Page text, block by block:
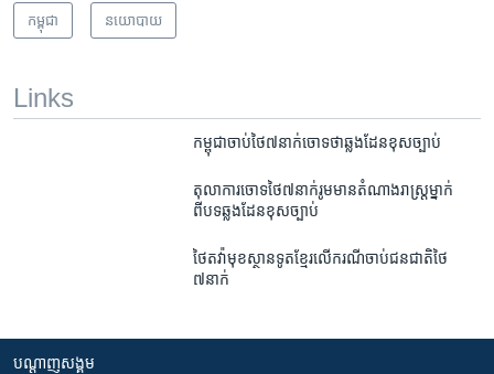
កម្ពុជា នយោបាយ
Links
កម្ពុជា​ចាប់​ថៃ​៧នាក់​ចោទថា​ឆ្លងដែន​ខុស​ច្បាប់
តុលាការ​ចោទ​ថៃ៧នាក់​រូម​មាន​តំណាងរាស្រ្ត​ម្នាក់​
ពីបទឆ្លងដែនខុសច្បាប់
ថៃ​តវ៉ា​មុខ​ស្ថាន​ទូត​ខ្មែរ​លើ​ករណី​ចាប់​ជន​ជាតិ​ថៃ​
៧នាក់
បណ្តាញ​សង្គម